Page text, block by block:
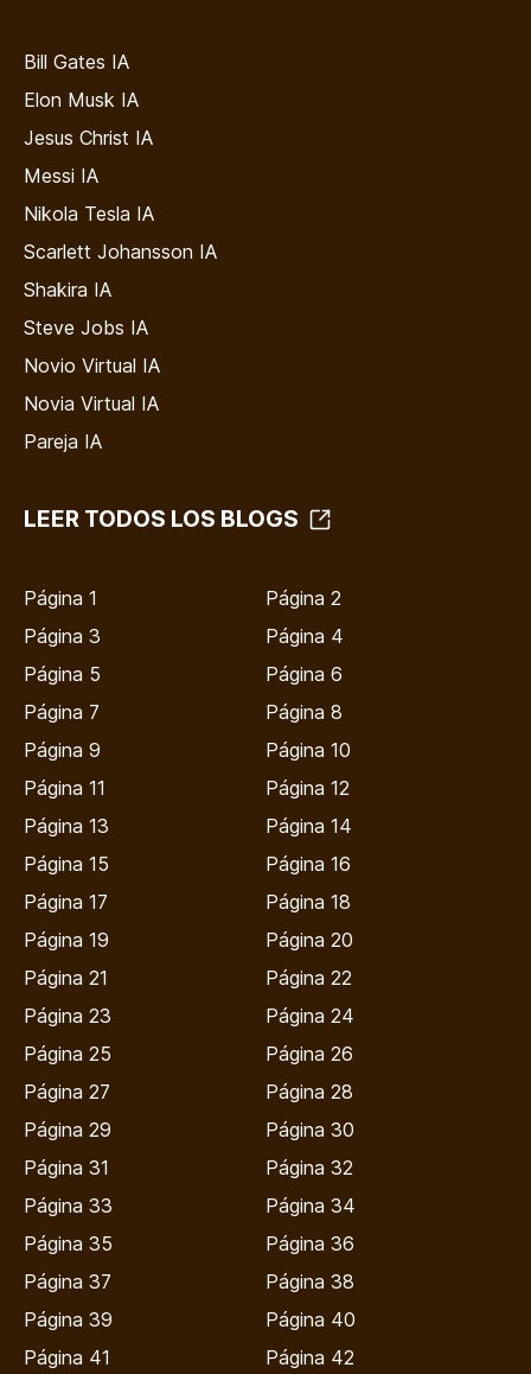
Bill Gates IA
Elon Musk IA
Jesus Christ IA
Messi IA
Nikola Tesla IA
Scarlett Johansson IA
Shakira IA
Steve Jobs IA
Novio Virtual IA
Novia Virtual IA
Pareja IA
LEER TODOS LOS BLOGS
Página 1
Página 2
Página 3
Página 4
Página 5
Página 6
Página 7
Página 8
Página 9
Página 10
Página 11
Página 12
Página 13
Página 14
Página 15
Página 16
Página 17
Página 18
Página 19
Página 20
Página 21
Página 22
Página 23
Página 24
Página 25
Página 26
Página 27
Página 28
Página 29
Página 30
Página 31
Página 32
Página 33
Página 34
Página 35
Página 36
Página 37
Página 38
Página 39
Página 40
Página 41
Página 42